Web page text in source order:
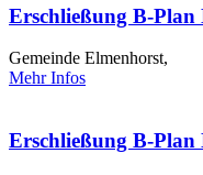
Erschließung B-Plan
Gemeinde Elmenhorst,
Mehr Infos
Erschließung B-Plan